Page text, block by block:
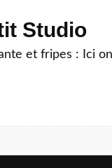
Studio
et fripes : Ici